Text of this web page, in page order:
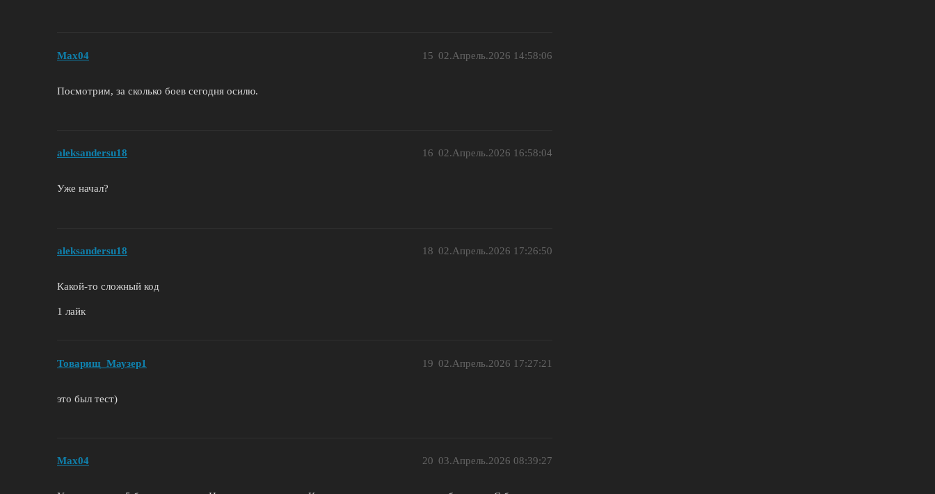
Max04 02.Апрель.2026 14:58:06
15
Посмотрим, за сколько боев сегодня осилю.
aleksandersu18 02.Апрель.2026 16:58:04
16
Уже начал?
aleksandersu18 02.Апрель.2026 17:26:50
18
Какой-то сложный код
1 лайк
Товарищ_Маузер1 02.Апрель.2026 17:27:21
19
это был тест)
Max04 03.Апрель.2026 08:39:27
20